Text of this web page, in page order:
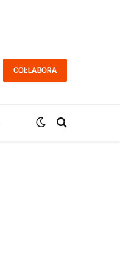
COL·LABORA